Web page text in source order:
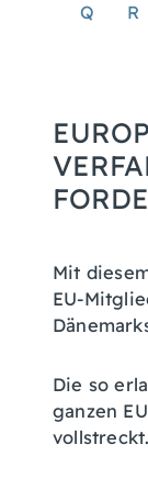
Q R
Mit
EU-
Die so
ganzen
vollstreckt.